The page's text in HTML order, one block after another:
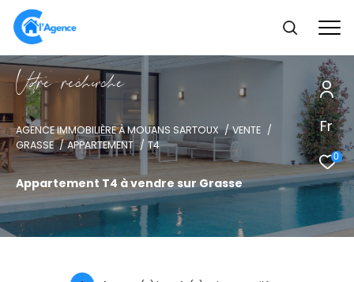
Fr
0
Vore recece
AGENCE IMMOBILIÈRE À MOUANS SARTOUX
VENTE
GRASSE
APPARTEMENT T4
Appartement T4 à vendre sur Grasse